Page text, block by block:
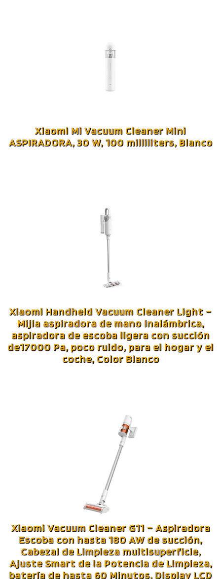
Xiaomi Mi Vacuum Cleaner Mini
ASPIRADORA, 30 W, 100 milliliters, Blanco
Xiaomi Handheld Vacuum Cleaner Light –
Mijia aspiradora de mano inalámbrica,
aspiradora de escoba ligera con succión
de17000 Pa, poco ruido, para el hogar y el
coche, Color Blanco
Xiaomi Vacuum Cleaner G11 – Aspiradora
Escoba con hasta 180 AW de succión,
Cabezal de Limpieza multisuperficie,
Ajuste Smart de la Potencia de Limpieza,
batería de hasta 60 Minutos, Display LCD